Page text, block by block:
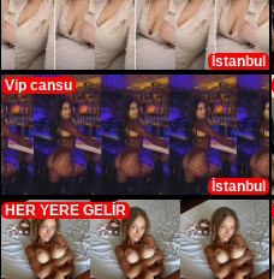
İstanbul
Vip cansu
İstanbul
HER YERE GELİR